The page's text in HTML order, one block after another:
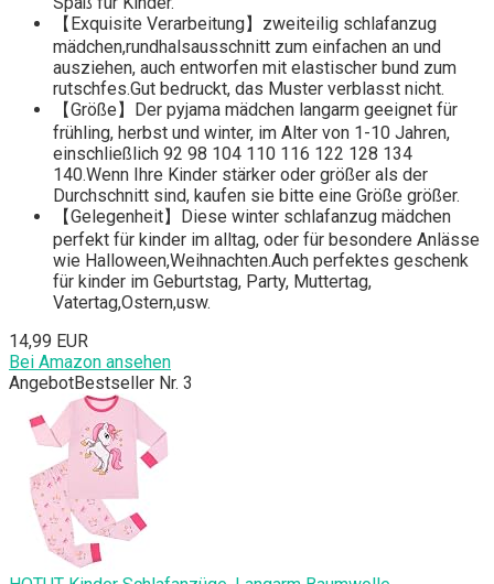
【Exquisite Verarbeitung】zweiteilig schlafanzug
mädchen,rundhalsausschnitt zum einfachen an und
ausziehen, auch entworfen mit elastischer bund zum
rutschfes.Gut bedruckt, das Muster verblasst nicht.
【Größe】Der pyjama mädchen langarm geeignet für
frühling, herbst und winter, im Alter von 1-10 Jahren,
einschließlich 92 98 104 110 116 122 128 134
140.Wenn Ihre Kinder stärker oder größer als der
Durchschnitt sind, kaufen sie bitte eine Größe größer.
【Gelegenheit】Diese winter schlafanzug mädchen
perfekt für kinder im alltag, oder für besondere Anlässe
wie Halloween,Weihnachten.Auch perfektes geschenk
für kinder im Geburtstag, Party, Muttertag,
Vatertag,Ostern,usw.
14,99 EUR
Bei Amazon ansehen
AngebotBestseller Nr. 3